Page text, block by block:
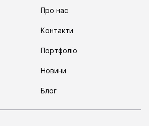
Про нас
Контакти
Портфоліо
Новини
Блог